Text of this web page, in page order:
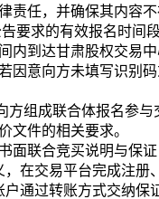
责任，并确保其内容
要求的有效报名时间
内到达甘肃股权交易
因意向方未填写识别
方组成联合体报名参
文件的相关要求。
面联合竞买说明与保证
在交易平台完成注册
通过转账方式交纳保